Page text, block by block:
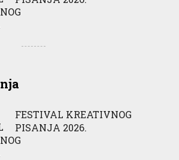
FESTIVAL KREATIVNOG
PISANJA 2026.